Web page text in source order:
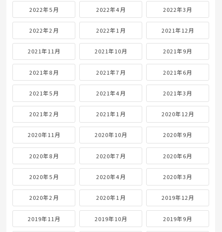
2022年5月 2022年4月 2022年3月
2022年2月 2022年1月 2021年12月
2021年11月 2021年10月 2021年9月
2021年8月 2021年7月 2021年6月
2021年5月 2021年4月 2021年3月
2021年2月 2021年1月 2020年12月
2020年11月 2020年10月 2020年9月
2020年8月 2020年7月 2020年6月
2020年5月 2020年4月 2020年3月
2020年2月 2020年1月 2019年12月
2019年11月 2019年10月 2019年9月